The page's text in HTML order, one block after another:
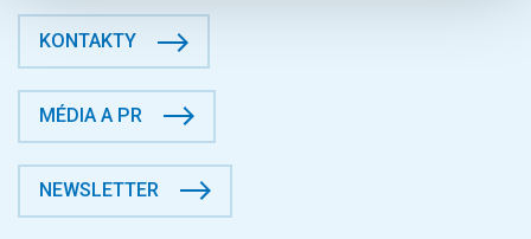
KONTAKTY
MÉDIA A PR
NEWSLETTER